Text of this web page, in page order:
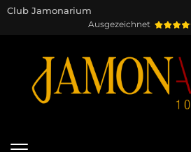
Ausgezeichnet
Club Jamonarium